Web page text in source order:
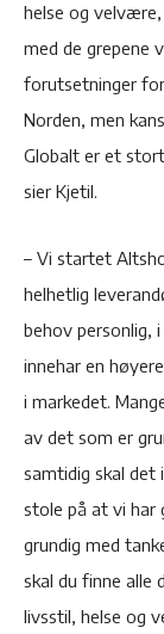
helse og
med de grepene
forutsetninger
Norden, men
Globalt er et
sier Kjetil.
– Vi startet
helhetlig
behov personlig,
innehar en
i markedet.
av det som er
samtidig skal det
stole på at vi har
grundig med
skal du finne alle
livsstil, helse og